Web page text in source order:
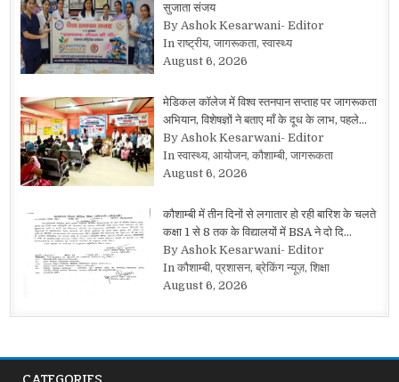
सुजाता संजय
By Ashok Kesarwani- Editor
In राष्ट्रीय, जागरूकता, स्वास्थ्य
August 6, 2026
मेडिकल कॉलेज में विश्व स्तनपान सप्ताह पर जागरूकता
अभियान, विशेषज्ञों ने बताए माँ के दूध के लाभ, पहले…
By Ashok Kesarwani- Editor
In स्वास्थ्य, आयोजन, कौशाम्बी, जागरूकता
August 6, 2026
कौशाम्बी में तीन दिनों से लगातार हो रही बारिश के चलते
कक्षा 1 से 8 तक के विद्यालयों में BSA ने दो दि…
By Ashok Kesarwani- Editor
In कौशाम्बी, प्रशासन, ब्रेकिंग न्यूज़, शिक्षा
August 6, 2026